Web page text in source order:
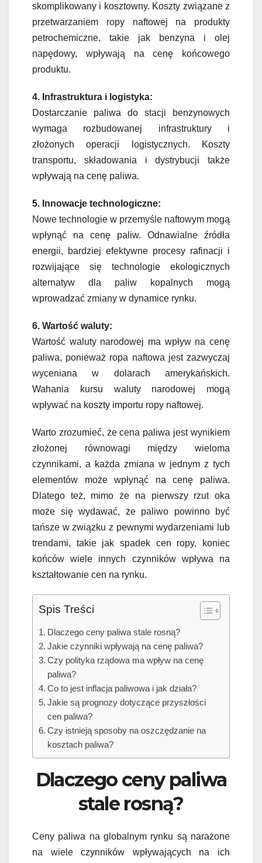
skomplikowany i kosztowny. Koszty związane z
przetwarzaniem ropy naftowej na produkty
petrochemiczne, takie jak benzyna i olej
napędowy, wpływają na cenę końcowego
produktu.
4. Infrastruktura i logistyka:
Dostarczanie paliwa do stacji benzynowych
wymaga rozbudowanej infrastruktury i
złożonych operacji logistycznych. Koszty
transportu, składowania i dystrybucji także
wpływają na cenę paliwa.
5. Innowacje technologiczne:
Nowe technologie w przemyśle naftowym mogą
wpłynąć na cenę paliw. Odnawialne źródła
energii, bardziej efektywne procesy rafinacji i
rozwijające się technologie ekologicznych
alternatyw dla paliw kopalnych mogą
wprowadzać zmiany w dynamice rynku.
6. Wartość waluty:
Wartość waluty narodowej ma wpływ na cenę
paliwa, ponieważ ropa naftowa jest zazwyczaj
wyceniana w dolarach amerykańskich.
Wahania kursu waluty narodowej mogą
wpływać na koszty importu ropy naftowej.
Warto zrozumieć, że cena paliwa jest wynikiem
złożonej równowagi między wieloma
czynnikami, a każda zmiana w jednym z tych
elementów może wpłynąć na cenę paliwa.
Dlatego też, mimo że na pierwszy rzut oka
może się wydawać, że paliwo powinno być
tańsze w związku z pewnymi wydarzeniami lub
trendami, takie jak spadek cen ropy, koniec
końców wiele innych czynników wpływa na
kształtowanie cen na rynku.
Spis Treści
Dlaczego ceny paliwa stale rosną?
Jakie czynniki wpływają na cenę paliwa?
Czy polityka rządowa ma wpływ na cenę
paliwa?
Co to jest inflacja paliwowa i jak działa?
Jakie są prognozy dotyczące przyszłości
cen paliwa?
Czy istnieją sposoby na oszczędzanie na
kosztach paliwa?
Dlaczego ceny paliwa
stale rosną?
Ceny paliwa na globalnym rynku są narażone
na wiele czynników wpływających na ich